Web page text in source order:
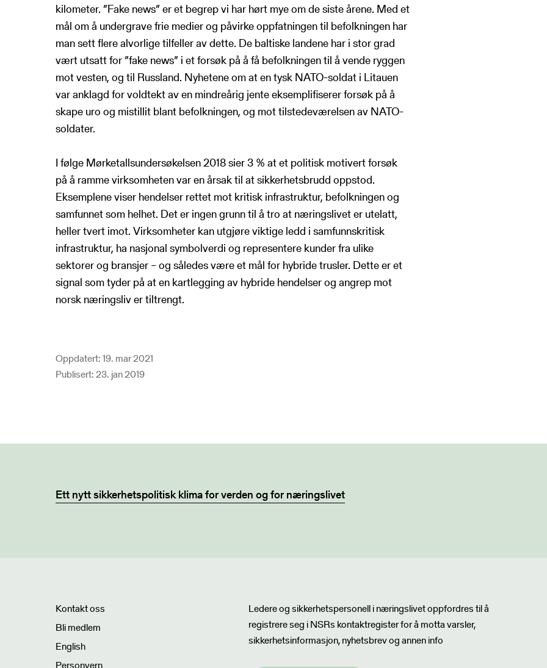
kilometer. ”Fake news” er et begrep vi har hørt mye om de siste årene. Med et
mål om å undergrave frie medier og påvirke oppfatningen til befolkningen har
man sett flere alvorlige tilfeller av dette. De baltiske landene har i stor grad
vært utsatt for ”fake news” i et forsøk på å få befolkningen til å vende ryggen
mot vesten, og til Russland. Nyhetene om at en tysk NATO-soldat i Litauen
var anklagd for voldtekt av en mindreårig jente eksemplifiserer forsøk på å
skape uro og mistillit blant befolkningen, og mot tilstedeværelsen av NATO-
soldater.
I følge Mørketallsundersøkelsen 2018 sier 3 % at et politisk motivert forsøk
på å ramme virksomheten var en årsak til at sikkerhetsbrudd oppstod.
Eksemplene viser hendelser rettet mot kritisk infrastruktur, befolkningen og
samfunnet som helhet. Det er ingen grunn til å tro at næringslivet er utelatt,
heller tvert imot. Virksomheter kan utgjøre viktige ledd i samfunnskritisk
infrastruktur, ha nasjonal symbolverdi og representere kunder fra ulike
sektorer og bransjer – og således være et mål for hybride trusler. Dette er et
signal som tyder på at en kartlegging av hybride hendelser og angrep mot
norsk næringsliv er tiltrengt.
Oppdatert: 19. mar 2021
Publisert: 23. jan 2019
Ett nytt sikkerhetspolitisk klima for verden og for næringslivet
Kontakt oss
Bli medlem
English
Nyhetsbrev
Ledere og sikkerhetspersonell i næringslivet oppfordres til å
registrere seg i NSRs kontaktregister for å motta varsler,
sikkerhetsinformasjon, nyhetsbrev og annen info